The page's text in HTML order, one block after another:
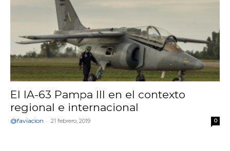
El IA-63 Pampa III en el contexto
regional e internacional
@faviacion - 21 febrero, 2019 0